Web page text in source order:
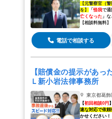
【元警察官（
を】
「怪我で通
亡くなった」な
【相談料無料】
電話で相談する
【賠償金の提示があっ
Ｌ新小岩法律事務所
東京都葛
【初回相談0円 】
速な対応で依頼
かせください！